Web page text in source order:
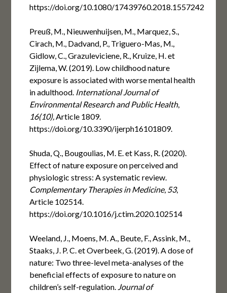
https://doi.org/10.1080/17439760.2018.1557242
Preuß, M., Nieuwenhuijsen, M., Marquez, S.,
Cirach, M., Dadvand, P., Triguero-Mas, M.,
Gidlow, C., Grazuleviciene, R., Kruize, H. et
Zijlema, W. (2019). Low childhood nature
exposure is associated with worse mental health
in adulthood. International Journal of
Environmental Research and Public Health,
16(10),Article 1809.
https://doi.org/10.3390/ijerph16101809.
Shuda, Q., Bougoulias, M. E. et Kass, R. (2020).
Effect of nature exposure on perceived and
physiologic stress: A systematic review.
Complementary Therapies in Medicine, 53,
Article 102514.
https://doi.org/10.1016/j.ctim.2020.102514
Weeland, J., Moens, M. A., Beute, F., Assink, M.,
Staaks, J. P. C. et Overbeek, G. (2019). A dose of
nature: Two three-level meta-analyses of the
beneficial effects of exposure to nature on
children’s self-regulation. Journal of